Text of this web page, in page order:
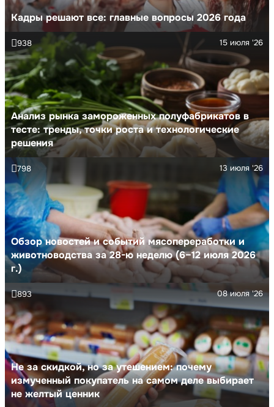
Кадры решают все: главные вопросы 2026 года
Анализ рынка замороженных полуфабрикатов в
тесте: тренды, точки роста и технологические
решения
15 июля '26
938
Обзор новостей и событий мясопереработки и
животноводства за 28-ю неделю (6–12 июля 2026
г.)
13 июля '26
798
Не за скидкой, но за утешением: почему
измученный покупатель на самом деле выбирает
не желтый ценник
08 июля '26
893